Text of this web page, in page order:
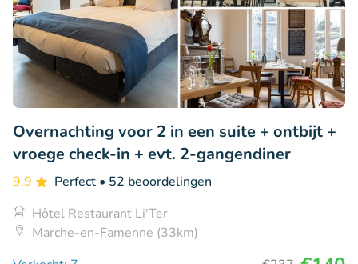
Overnachting voor 2 in een suite + ontbijt +
vroege check-in + evt. 2-gangendiner
9.9 Perfect • 52 beoordelingen
Hôtel Restaurant Li'Ter
Marche-en-Famenne (33km)